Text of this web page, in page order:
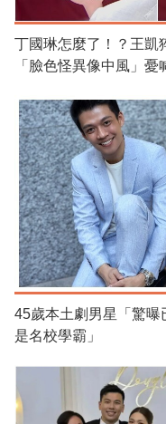
丁國琳怎麼了！？王
「臉色怪異像中風」憂
45歲本土劇男星「驚
是名校學霸」